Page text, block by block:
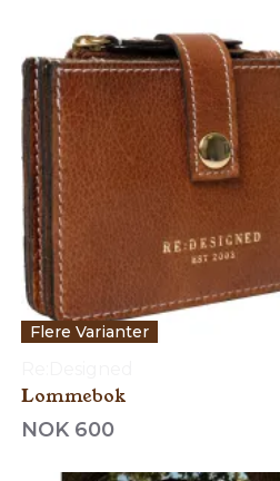
Flere Varianter
Lommebok
NOK 600